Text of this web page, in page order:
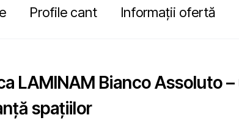
Profile cant Informații ofertă
LAMINAM Bianco Assoluto
spațiilor